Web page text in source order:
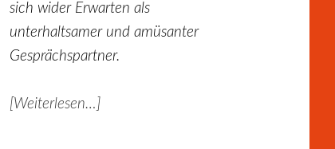
sich wider Erwarten als
unterhaltsamer und amüsanter
Gesprächspartner.
[Weiterlesen…]